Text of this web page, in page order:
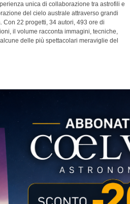
unica di collaborazione tra astrofili e
del cielo australe attraverso grandi
22 progetti, 34 autori, 493 ore di
il volume racconta immagini, tecniche,
delle più spettacolari meraviglie del